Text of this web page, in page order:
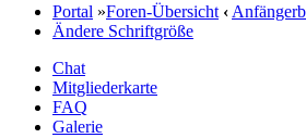
Portal »Foren-Übersicht ‹
Ändere Schriftgröße
Chat
Mitgliederkarte
FAQ
Galerie